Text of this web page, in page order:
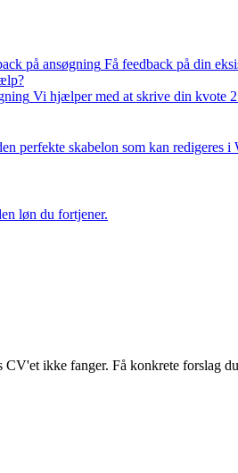
på ansøgning Få feedback på din
Vi hjælper med at skrive din kvote
perfekte skabelon som kan redigeres i
løn du fortjener.
ikke fanger. Få konkrete forslag